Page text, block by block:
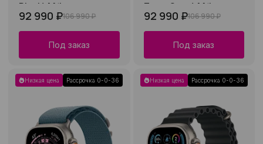
Black) M/L
92 990 ₽106 990 ₽
Под заказ
Terra Cotta) M/L
92 990 ₽106 990 ₽
Под заказ
Низкая цена Рассрочка 0-0-36 Низкая цена Рассрочка 0-0-36